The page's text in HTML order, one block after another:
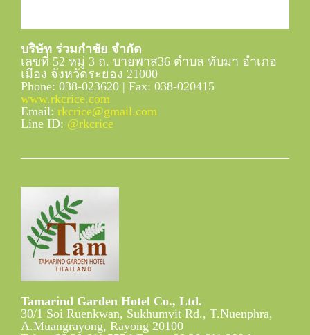
บริษัท ร่วมกำชัย จำกัด
เลขที่ 52 หมู่ 3 ถ. บายพาส36 ตำบล ทับมา อำเภอ
เมือง จังหวัดระยอง 21000
Phone: 038-023620 | Fax: 038-020415
www.rkcrice.com
Email: rkcrice@gmail.com
Line ID: @rkcrice
Tamarind Garden Hotel Co., Ltd.
30/1 Soi Ruenkwan, Sukhumvit Rd., T.Nuenphra,
A.Muangrayong, Rayong 20100